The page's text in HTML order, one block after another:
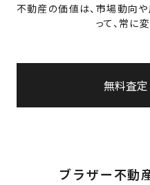
不動産の価値は、市場動向
って、常に
無料査
ブラザー不動